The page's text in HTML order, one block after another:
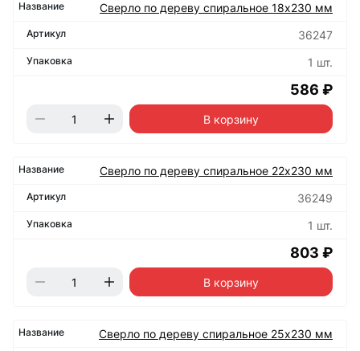
Сверло по дереву спиральное 18х230 мм
36247
1 шт.
586 ₽
В корзину
Сверло по дереву спиральное 22х230 мм
36249
1 шт.
803 ₽
В корзину
Сверло по дереву спиральное 25х230 мм